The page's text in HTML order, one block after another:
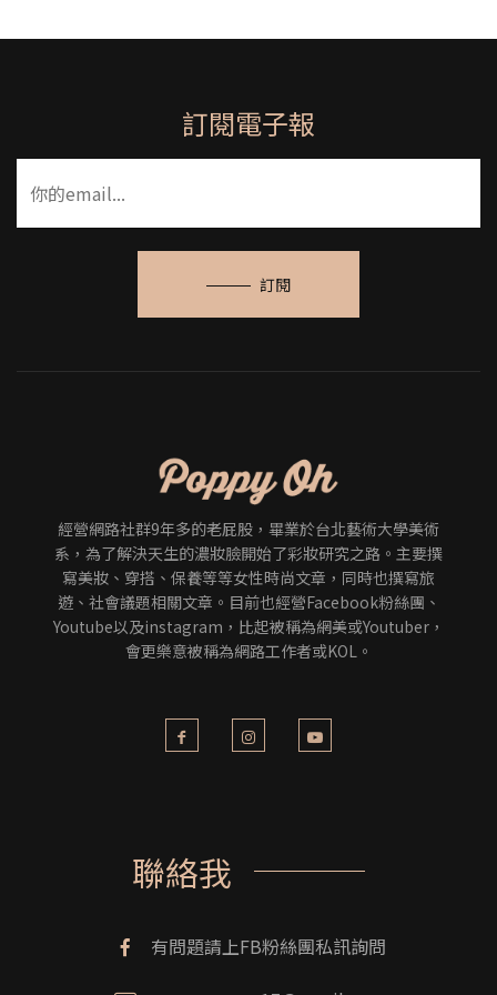
訂閱電子報
訂閱
經營網路社群9年多的老屁股，畢業於台北藝術大學美術
系，為了解決天生的濃妝臉開始了彩妝研究之路。主要撰
寫美妝、穿搭、保養等等女性時尚文章，同時也撰寫旅
遊、社會議題相關文章。目前也經營Facebook粉絲團、
Youtube以及instagram，比起被稱為網美或Youtuber，
會更樂意被稱為網路工作者或KOL。
聯絡我
有問題請上FB粉絲團私訊詢問